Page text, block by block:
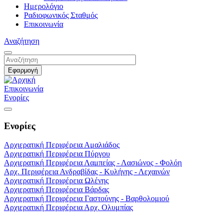
Ημερολόγιο
Ραδιοφωνικός Σταθμός
Επικοινωνία
Αναζήτηση
Επικοινωνία
Ενορίες
Ενορίες
Αρχιερατική Περιφέρεια Αμαλιάδος
Αρχιερατική Περιφέρεια Πύργου
Αρχιερατική Περιφέρεια Λαμπείας - Λασιώνος - Φολόη
Αρχ. Περιφέρεια Ανδραβίδας - Κυλήνης - Λεχαινών
Αρχιερατική Περιφέρεια Ωλένης
Αρχιερατική Περιφέρεια Βάρδας
Αρχιερατική Περιφέρεια Γαστούνης - Βαρθολομιού
Αρχιερατική Περιφέρεια Αρχ. Ολυμπίας